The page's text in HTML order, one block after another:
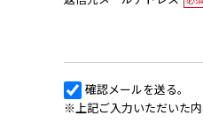
確認メールを送る。
※上記ご入力いただいた内